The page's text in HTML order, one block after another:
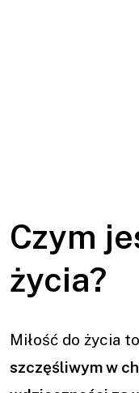
Czym
życia?
Miłość do życia
szczęśliwym w